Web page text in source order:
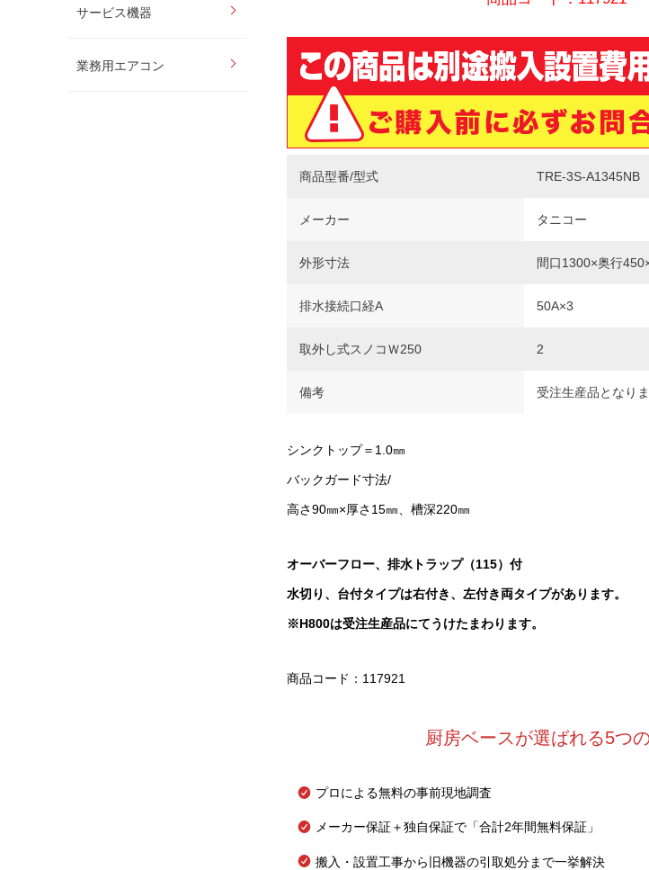
サービス機器
業務用エアコン
商品型番/型式 TRE-3S-A1345NB
メーカー タニコー
外形寸法 間口1300×奥行
排水接続口経A 50A×3
取外し式スノコＷ250 2
備考 受注生産品となりま
シンクトップ＝1.0㎜
バックガード寸法/
高さ90㎜×厚さ15㎜、槽深220㎜
オーバーフロー、排水トラップ（115）付
水切り、台付タイプは右付き、左付き両タイプがあります。
※H800は受注生産品にてうけたまわります。
商品コード：117921
厨房ベースが選ばれる5つ
プロによる無料の事前現地調査
メーカー保証＋独自保証で「合計2年間無料保証」
搬入・設置工事から旧機器の引取処分まで一挙解決